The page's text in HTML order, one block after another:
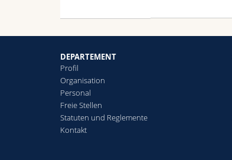
DEPARTEMENT
Profil
Organisation
Personal
Freie Stellen
Statuten und Reglemente
Kontakt